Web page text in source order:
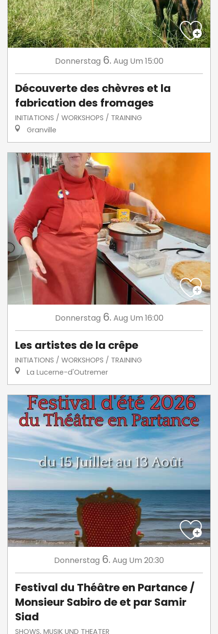
Donnerstag 6. Aug Um 15:00
Découverte des chèvres et la
fabrication des fromages
INITIATIONS / WORKSHOPS / TRAINING
Granville
Donnerstag 6. Aug Um 16:00
Les artistes de la crêpe
INITIATIONS / WORKSHOPS / TRAINING
La Lucerne-d'Outremer
Donnerstag 6. Aug Um 20:30
Festival du Théâtre en Partance /
Monsieur Sabiro de et par Samir
Siad
SHOWS, MUSIK UND THEATER